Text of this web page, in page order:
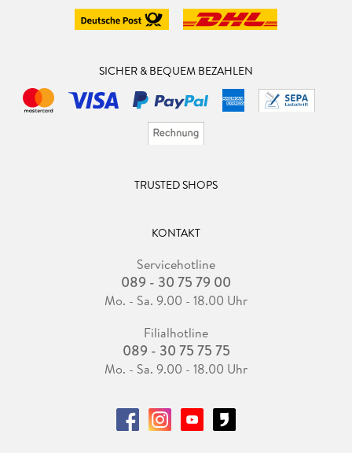
SICHER & BEQUEM BEZAHLEN
TRUSTED SHOPS
KONTAKT
Servicehotline
089 - 30 75 79 00
Mo. - Sa. 9.00 - 18.00 Uhr
Filialhotline
089 - 30 75 75 75
Mo. - Sa. 9.00 - 18.00 Uhr